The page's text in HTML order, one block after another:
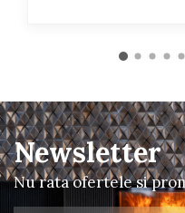
Newsletter
Nu rata ofertele si